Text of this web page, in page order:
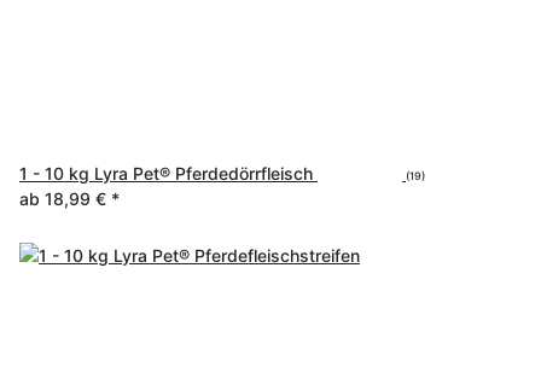
1 - 10 kg Lyra Pet® Pferdedörrfleisch (19)
ab 18,99 € *